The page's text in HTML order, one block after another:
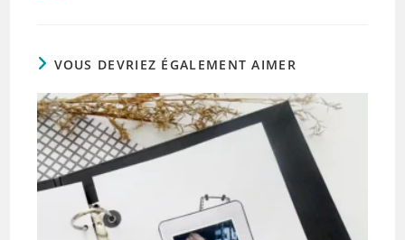
VOUS DEVRIEZ ÉGALEMENT AIMER